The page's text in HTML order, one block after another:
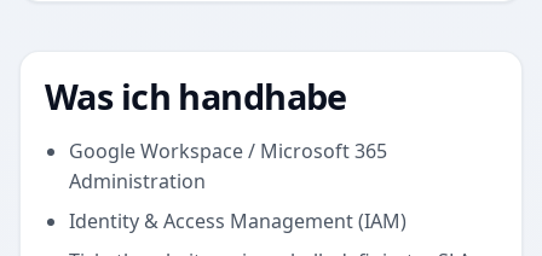
Was ich handhabe
Google Workspace / Microsoft 365
Administration
Identity & Access Management (IAM)